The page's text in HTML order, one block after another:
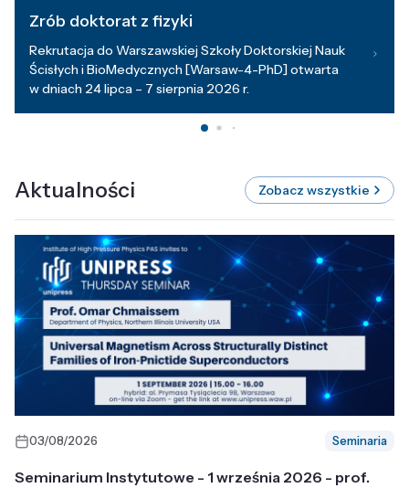
Zrób doktorat z fizyki
Rekrutacja do Warszawskiej Szkoły Doktorskiej Nauk
Ścisłych i BioMedycznych [Warsaw-4-PhD] otwarta
w dniach 24 lipca – 7 sierpnia 2026 r.
Aktualności Zobacz wszystkie
03/08/2026 Seminaria
Seminarium Instytutowe - 1 września 2026 - prof.